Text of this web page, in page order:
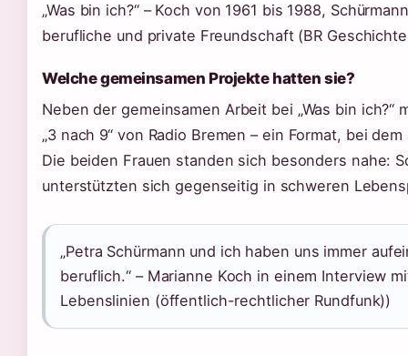
„Was bin ich?“ – Koch von 1961 bis 1988,
berufliche und private Freundschaft (BR
Welche gemeinsamen Projekte hatten sie?
Neben der gemeinsamen Arbeit bei „Was bin
„3 nach 9“ von Radio Bremen – ein Format, bei
Die beiden Frauen standen sich besonders nahe:
unterstützten sich gegenseitig in schweren
„Petra Schürmann und ich haben uns immer
beruflich.“ – Marianne Koch in einem Interview
Lebenslinien (öffentlich-rechtlicher Rundfunk))